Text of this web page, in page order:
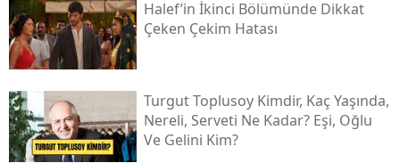
Halef’in İkinci Bölümünde Dikkat
Çeken Çekim Hatası
Turgut Toplusoy Kimdir, Kaç Yaşında,
Nereli, Serveti Ne Kadar? Eşi, Oğlu
Ve Gelini Kim?